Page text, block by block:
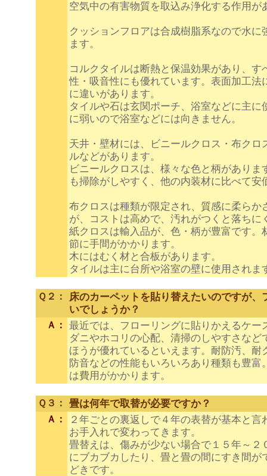
空気中の有害物質を取込み浄化する作用が
クッションフロアは合成樹脂系なので水に
ます。
コルクタイルは断熱と保温効果があり、す
性・吸音性にも優れています。表面加工法
に違いがあります。
タイルや石は玄関ポーチ、浴室などに主に
に弱いので浴室などには向きません。
天井・壁材には、ビニールクロス・布クロ
ルなどがあります。
ビニールクロスは、様々な色と柄がありま
も掃除がしやすく、他の内装材に比べて安
布クロスは種類が限定され、質感に柔らか
が、コストは高めで、 汚れがつくと落ちに
紙クロスは輸入品が、色・柄が豊富です。
節に手間がかかります。
木にはむく材と合板があります。
タイルは主に台所や浴室の壁に使用されま
Ｑ２：
床のカーペットを貼り替えたいのですが、
いでしょうか？
Ａ：
最近では、フローリングに貼りかえるケー
ダニやホコリの心配、清掃のしやすさなど
ほうが優れているといえます。耐防汚、耐
防音などの性能もいろいろあり種類も豊富
は費用がかかります。
Ｑ３： 畳は何年で取替が必要ですか？
Ａ：
２年ごとの裏返しで４年の表替が基本と言
お手入れで変わってきます。
畳替えは、傷みが少ない場合で１５年～２
にブカブカしたり、畳と畳の間にすき間が
どきです。